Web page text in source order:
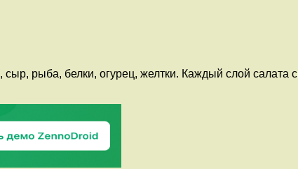
рыба, белки, огурец, желтки. Каждый слой салата